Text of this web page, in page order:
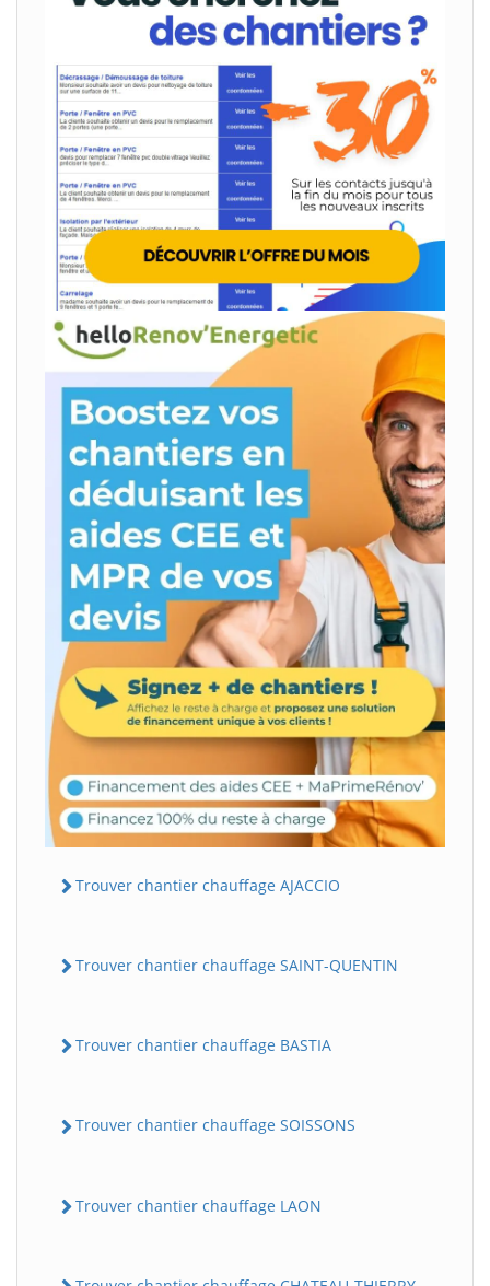
Trouver chantier chauffage AJACCIO
Trouver chantier chauffage SAINT-QUENTIN
Trouver chantier chauffage BASTIA
Trouver chantier chauffage SOISSONS
Trouver chantier chauffage LAON